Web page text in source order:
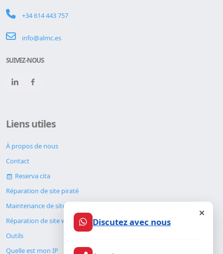
+34 614 443 757
info@almc.es
SUIVEZ-NOUS
Liens utiles
À propos de nous
Contact
Reserva cita
Réparation de site piraté
Maintenance de site web
Réparation de site web
Outils
Quelle est mon IP
Discutez avec nous